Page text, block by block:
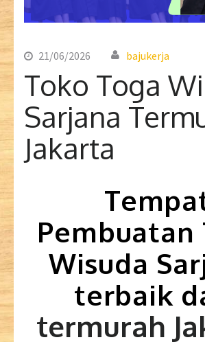
21/06/2026 bajukerja
Toko Toga
Sarjana
Jakarta
Pembuatan
Wisuda
terbaik
termurah